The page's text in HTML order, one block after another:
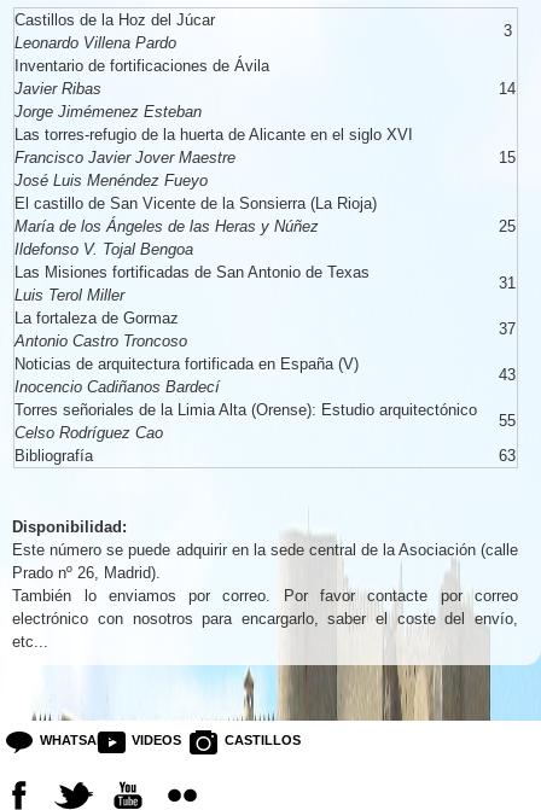
Castillos de la Hoz del Júcar
Leonardo Villena Pardo
3
Inventario de fortificaciones de Ávila
Javier Ribas
Jorge Jimémenez Esteban
14
Las torres-refugio de la huerta de Alicante en el siglo XVI
Francisco Javier Jover Maestre
José Luis Menéndez Fueyo
15
El castillo de San Vicente de la Sonsierra (La Rioja)
María de los Ángeles de las Heras y Núñez
Ildefonso V. Tojal Bengoa
25
Las Misiones fortificadas de San Antonio de Texas
Luis Terol Miller
31
La fortaleza de Gormaz
Antonio Castro Troncoso
37
Noticias de arquitectura fortificada en España (V)
Inocencio Cadiñanos Bardecí
43
Torres señoriales de la Limia Alta (Orense): Estudio arquitectónico
Celso Rodríguez Cao
55
Bibliografía
63
Disponibilidad:
Este número se puede adquirir en la sede central de la Asociación (calle
Prado nº 26, Madrid).
También lo enviamos por correo. Por favor contacte por correo
electrónico con nosotros para encargarlo, saber el coste del envío,
etc...
WHATSAPP VIDEOS CASTILLOS